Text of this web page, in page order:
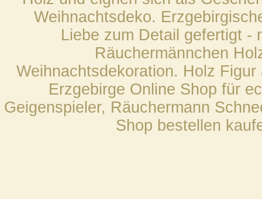
Weihnachtsdeko.
Liebe zum Detail gefertigt -
Räuchermännchen
Weihnachtsdekoration. Holz
Erzgebirge Online Shop für
Geigenspieler, Räuchermann
Shop bestellen